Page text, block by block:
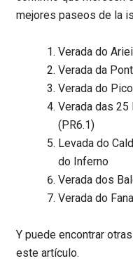
mejores paseos de la
Verada do
Verada da
Verada do
Verada das 25
(PR6.1)
Levada do
do Inferno
Verada dos
Verada do
Y puede encontrar
este artículo.